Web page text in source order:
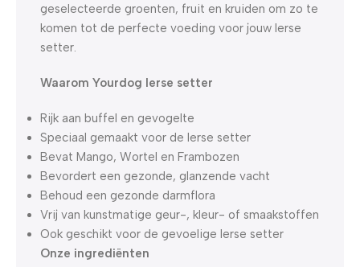
geselecteerde groenten, fruit en kruiden om zo te
komen tot de perfecte voeding voor jouw Ierse
setter.
Waarom Yourdog Ierse setter
Rijk aan buffel en gevogelte
Speciaal gemaakt voor de Ierse setter
Bevat Mango, Wortel en Frambozen
Bevordert een gezonde, glanzende vacht
Behoud een gezonde darmflora
Vrij van kunstmatige geur-, kleur- of smaakstoffen
Ook geschikt voor de gevoelige Ierse setter
Onze ingrediënten